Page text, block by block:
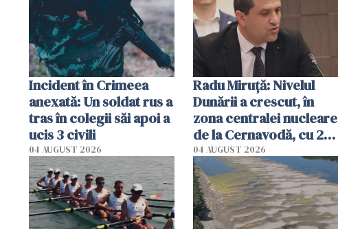
Incident în Crimeea
anexată: Un soldat rus a
tras în colegii săi apoi a
ucis 3 civili
04 AUGUST 2026
Radu Miruţă: Nivelul
Dunării a crescut, în
zona centralei nucleare
de la Cernavodă, cu 2
cm faţă de ziua trecută
04 AUGUST 2026